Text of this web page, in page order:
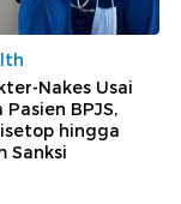
Nakes Usai
BPJS,
hingga
Sanksi